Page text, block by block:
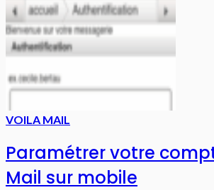
VOILA MAIL
Paramétrer votre
Mail sur mobile